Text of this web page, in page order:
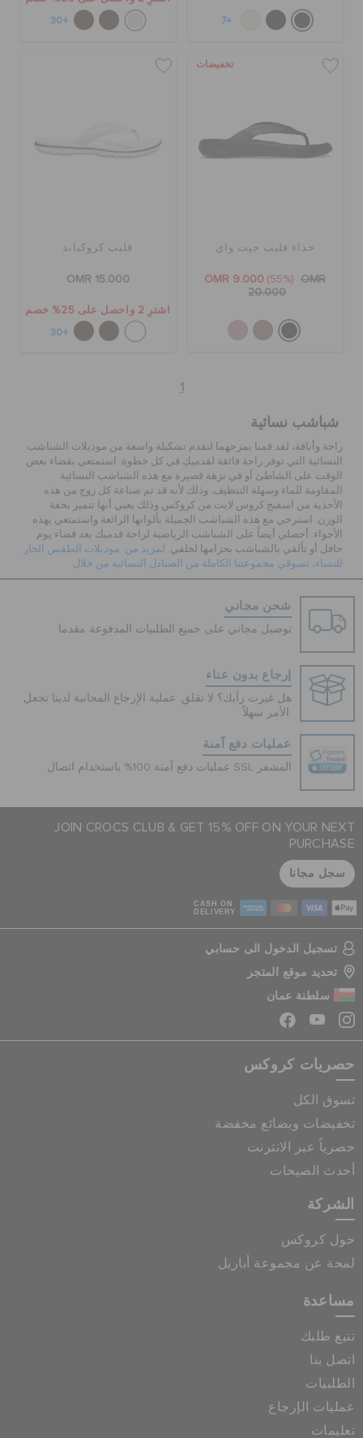
+7
+30
تخفيضات
حذاء فليب جيت واي
OMR 9.000 (55%)
OMR
20.000
فليب كروكباند
OMR 15.000
اشترِ 2 واحصل على 25% خصم
+30
1
شباشب نسائية
راحة وأناقة، لقد قمنا بمزجهما لنقدم تشكيلة واسعة من موديلات الشباشب
النسائية التي توفر راحة فائقة لقدميكِ في كل خطوة. استمتعي بقضاء بعض
الوقت على الشاطئ أو في نزهة قصيرة مع هذه الشباشب النسائية
المقاومة للماء وسهلة التنظيف. وذلك لأنه قد تم صناعة كل زوج من هذه
الأحذية من اسفنج كروس لايت من كروكس وذلك يعني أنها تتميز بخفة
الوزن. استرخي مع هذه الشباشب الجميلة بألوانها الرائعة واستمتعي يهذه
الأجواء. أحصلي أيضاً على الشباشب الرياضية لراحة قدميك بعد قضاء يوم
حافل أو تألقي بالشباشب بحزامها لخلفي. لمزيد من موديلات الطقس الحار
للنساء، تسوقي مجموعتنا الكاملة من الصنادل النسائية من خلال
شحن مجاني
توصيل مجاني على جميع الطلبيات المدفوعة مقدما
إرجاع بدون عناء
هل غيرت رأيك؟ لا تقلق. عملية الإرجاع المجانية لدينا تجعل
الأمر سهلاً.
عمليات دفع آمنة
عمليات دفع آمنة 100% باستخدام اتصال SSL المشفر
JOIN CROCS CLUB & GET 15% OFF ON YOUR NEXT
PURCHASE
سجل مجانا
CASH ON
DELIVERY
تسجيل الدخول الى حسابي
تحديد موقع المتجر
سلطنة عمان
حصريات كروكس
تسوق الكل
تخفيضات وبضائع مخفضة
حصرياً عبر الانترنت
أحدث الصيحات
الشركة
حول كروكس
لمحة عن مجموعة أباريل
مساعدة
تتبع طلبك
اتصل بنا
الطلبيات
عمليات الإرجاع
تعليمات